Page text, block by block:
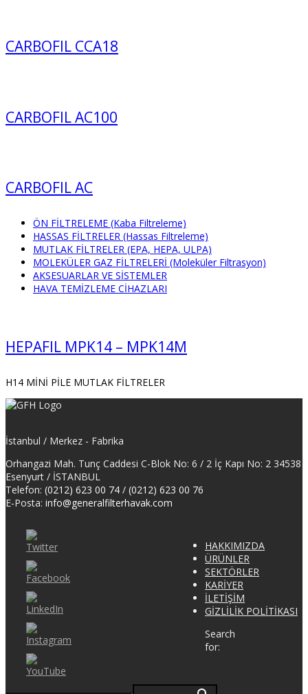
CARBOFIL CCA18
CARBOFIL AC100
CARBOFIL AC
ÖN FİLTRELEME (Kaba Filtreleme)
HASSAS FİLTRELER (Hassas Filtreleme)
MUTLAK FİLTRELER (EPA, HEPA, ULPA)
MOLEKÜLER GAZ FİLTRELERİ (Moleküler Filtrasyon)
AKSESUARLAR VE SİSTEMLER
HAVA TEMİZLEME CİHAZLARI
HEPAFIL MPK14 – MPK14M
H14 MİNİ PİLE MUTLAK FİLTRELER
İstanbul / Merkez - Fabrika
Orhangazi Mah. Tunç Caddesi C-Blok No: 6 / 2 İç Kapı No: 2 34538
Esenyurt / İSTANBUL
Telefon: (0212) 623 00 74 / (0212) 623 00 76
E-Posta: info@generalfilterhavak.com
HAKKIMIZDA
ÜRÜNLER
SEKTÖRLER
KARİYER
İLETİŞİM
GİZLİLİK POLİTİKASI
Search
for: